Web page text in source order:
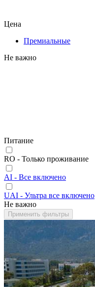
Цена
Премиальные
Не важно
Питание
RO - Только проживание
AI - Все включено
UAI - Ультра все включено
Не важно
Применить фильтры